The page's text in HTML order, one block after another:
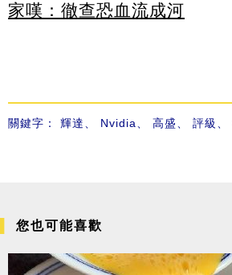
家嘆：徹查恐血流成河
關鍵字： 輝達、 Nvidia、 高盛、 評級 、
您也可能喜歡